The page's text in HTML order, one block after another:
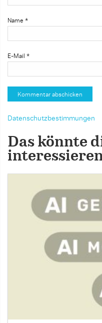
Name *
E-Mail *
Datenschutzbestimmungen
Das könnte